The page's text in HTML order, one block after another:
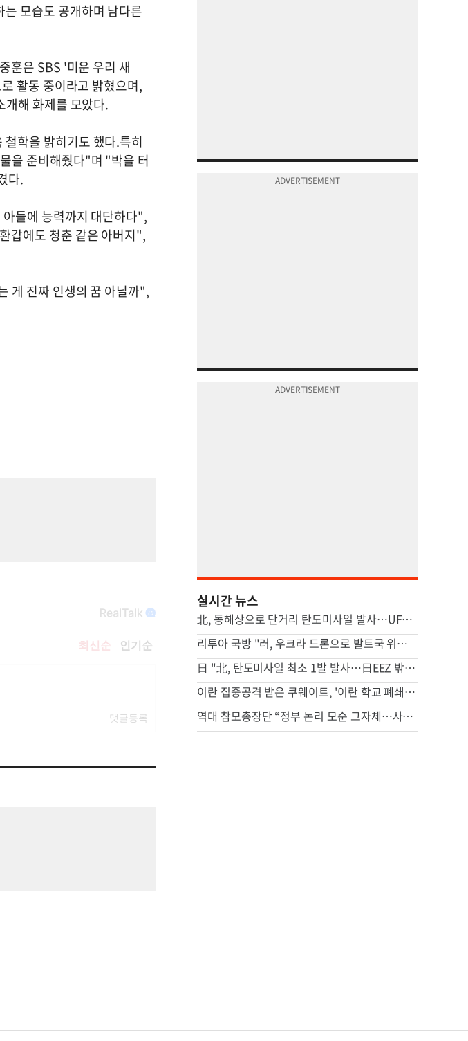
모습도 공개하며 남다른
훈은 SBS '미운 우리 새
활동 중이라고 밝혔으며,
개해 화제를 모았다.
학을 밝히기도 했다.특히
을 준비해줬다"며 "박을 터
다.
들에 능력까지 대단하다",
갑에도 청춘 같은 아버지",
게 진짜 인생의 꿈 아닐까",
실시간 뉴스
北, 동해상으로 단거리 탄도미사일 발사…UFS 앞두고 무력시위
리투아 국방 "러, 우크라 드론으로 발트국 위장공격 할수도"
日 "北, 탄도미사일 최소 1발 발사…日EEZ 밖 낙하한듯"(종합2보)
이란 집중공격 받은 쿠웨이트, '이란 학교 폐쇄' 명령
역대 참모총장단 “정부 논리 모순 그자체…사관학교 통합, 재검토해야”